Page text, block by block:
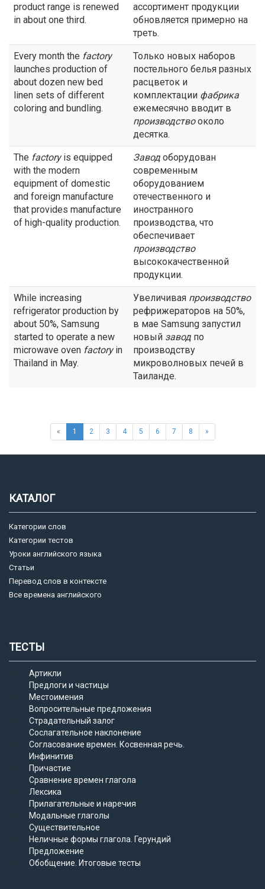
product range is renewed
in about one third.
ассортимент продукции
обновляется примерно на
треть.
Every month the factory
launches production of
about dozen new bed
linen sets of different
coloring and bundling.
Только новых наборов
постельного белья разных
расцветок и
комплектации фабрика
ежемесячно вводит в
производствооколо
десятка.
The factoryis equipped
with the modern
equipment of domestic
and foreign manufacture
that provides manufacture
of high-quality production.
Завод оборудован
современным
оборудованием
отечественного и
иностранного
производства, что
обеспечивает
производство
высококачественной
продукции.
While increasing
refrigerator production by
about 50%, Samsung
started to operate a new
microwave oven factoryin
Thailand in May.
Увеличивая производство
рефрижераторов на 50%,
в мае Samsung запустил
новый завод по
производству
микроволновых печей в
Таиланде.
« 1 2 3 4 5 6 7 8 »
КАТАЛОГ
Категории слов
Категории тестов
Уроки английского языка
Статьи
Перевод слов в контексте
Все времена английского
ТЕСТЫ
Артикли
Предлоги и частицы
Местоимения
Вопросительные предложения
Страдательный залог
Сослагательное наклонение
Согласование времен. Косвенная речь.
Инфинитив
Причастие
Сравнение времен глагола
Лексика
Прилагательные и наречия
Модальные глаголы
Существительное
Неличные формы глагола. Герундий
Предложение
Обобщение. Итоговые тесты